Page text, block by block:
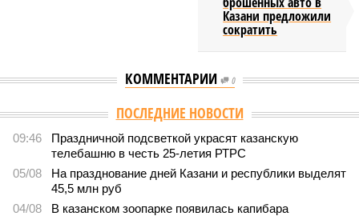
Казани предложили
сократить
КОММЕНТАРИИ 0
ПОСЛЕДНИЕ НОВОСТИ
09:46
Праздничной подсветкой украсят казанскую
телебашню в честь 25-летия РТРС
05/08
На празднование дней Казани и республики выделят
45,5 млн руб
04/08
В казанском зоопарке появилась капибара